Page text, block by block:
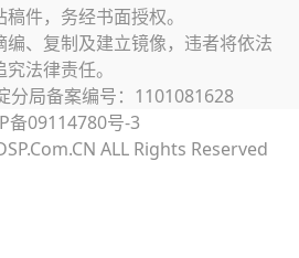
件，务经书面授权。
、复制及建立镜像，违者将依法
究法律责任。
分局备案编号：1101081628
备09114780号-3
ALL Rights Reserved